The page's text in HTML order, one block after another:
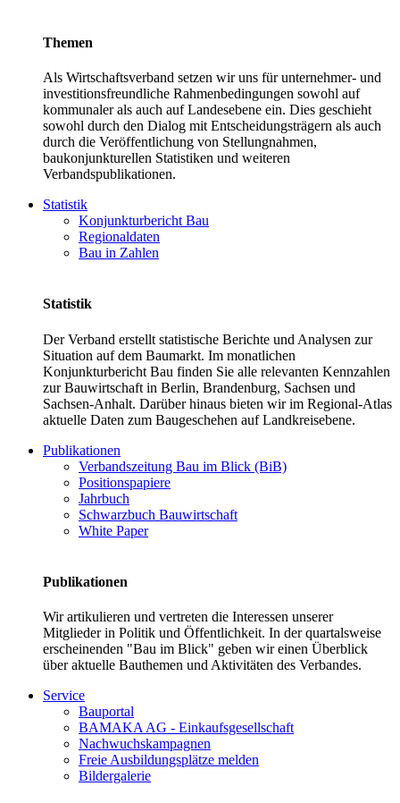
Themen
Als Wirtschaftsverband setzen wir uns für unternehmer- und
investitionsfreundliche Rahmenbedingungen sowohl auf
kommunaler als auch auf Landesebene ein. Dies geschieht
sowohl durch den Dialog mit Entscheidungsträgern als auch
durch die Veröffentlichung von Stellungnahmen,
baukonjunkturellen Statistiken und weiteren
Verbandspublikationen.
Statistik
Konjunkturbericht Bau
Regionaldaten
Bau in Zahlen
Statistik
Der Verband erstellt statistische Berichte und Analysen zur
Situation auf dem Baumarkt. Im monatlichen
Konjunkturbericht Bau finden Sie alle relevanten Kennzahlen
zur Bauwirtschaft in Berlin, Brandenburg, Sachsen und
Sachsen-Anhalt. Darüber hinaus bieten wir im Regional-Atlas
aktuelle Daten zum Baugeschehen auf Landkreisebene.
Publikationen
Verbandszeitung Bau im Blick (BiB)
Positionspapiere
Jahrbuch
Schwarzbuch Bauwirtschaft
White Paper
Publikationen
Wir artikulieren und vertreten die Interessen unserer
Mitglieder in Politik und Öffentlichkeit. In der quartalsweise
erscheinenden "Bau im Blick" geben wir einen Überblick
über aktuelle Bauthemen und Aktivitäten des Verbandes.
Service
Bauportal
BAMAKA AG - Einkaufsgesellschaft
Nachwuchskampagnen
Freie Ausbildungsplätze melden
Bildergalerie